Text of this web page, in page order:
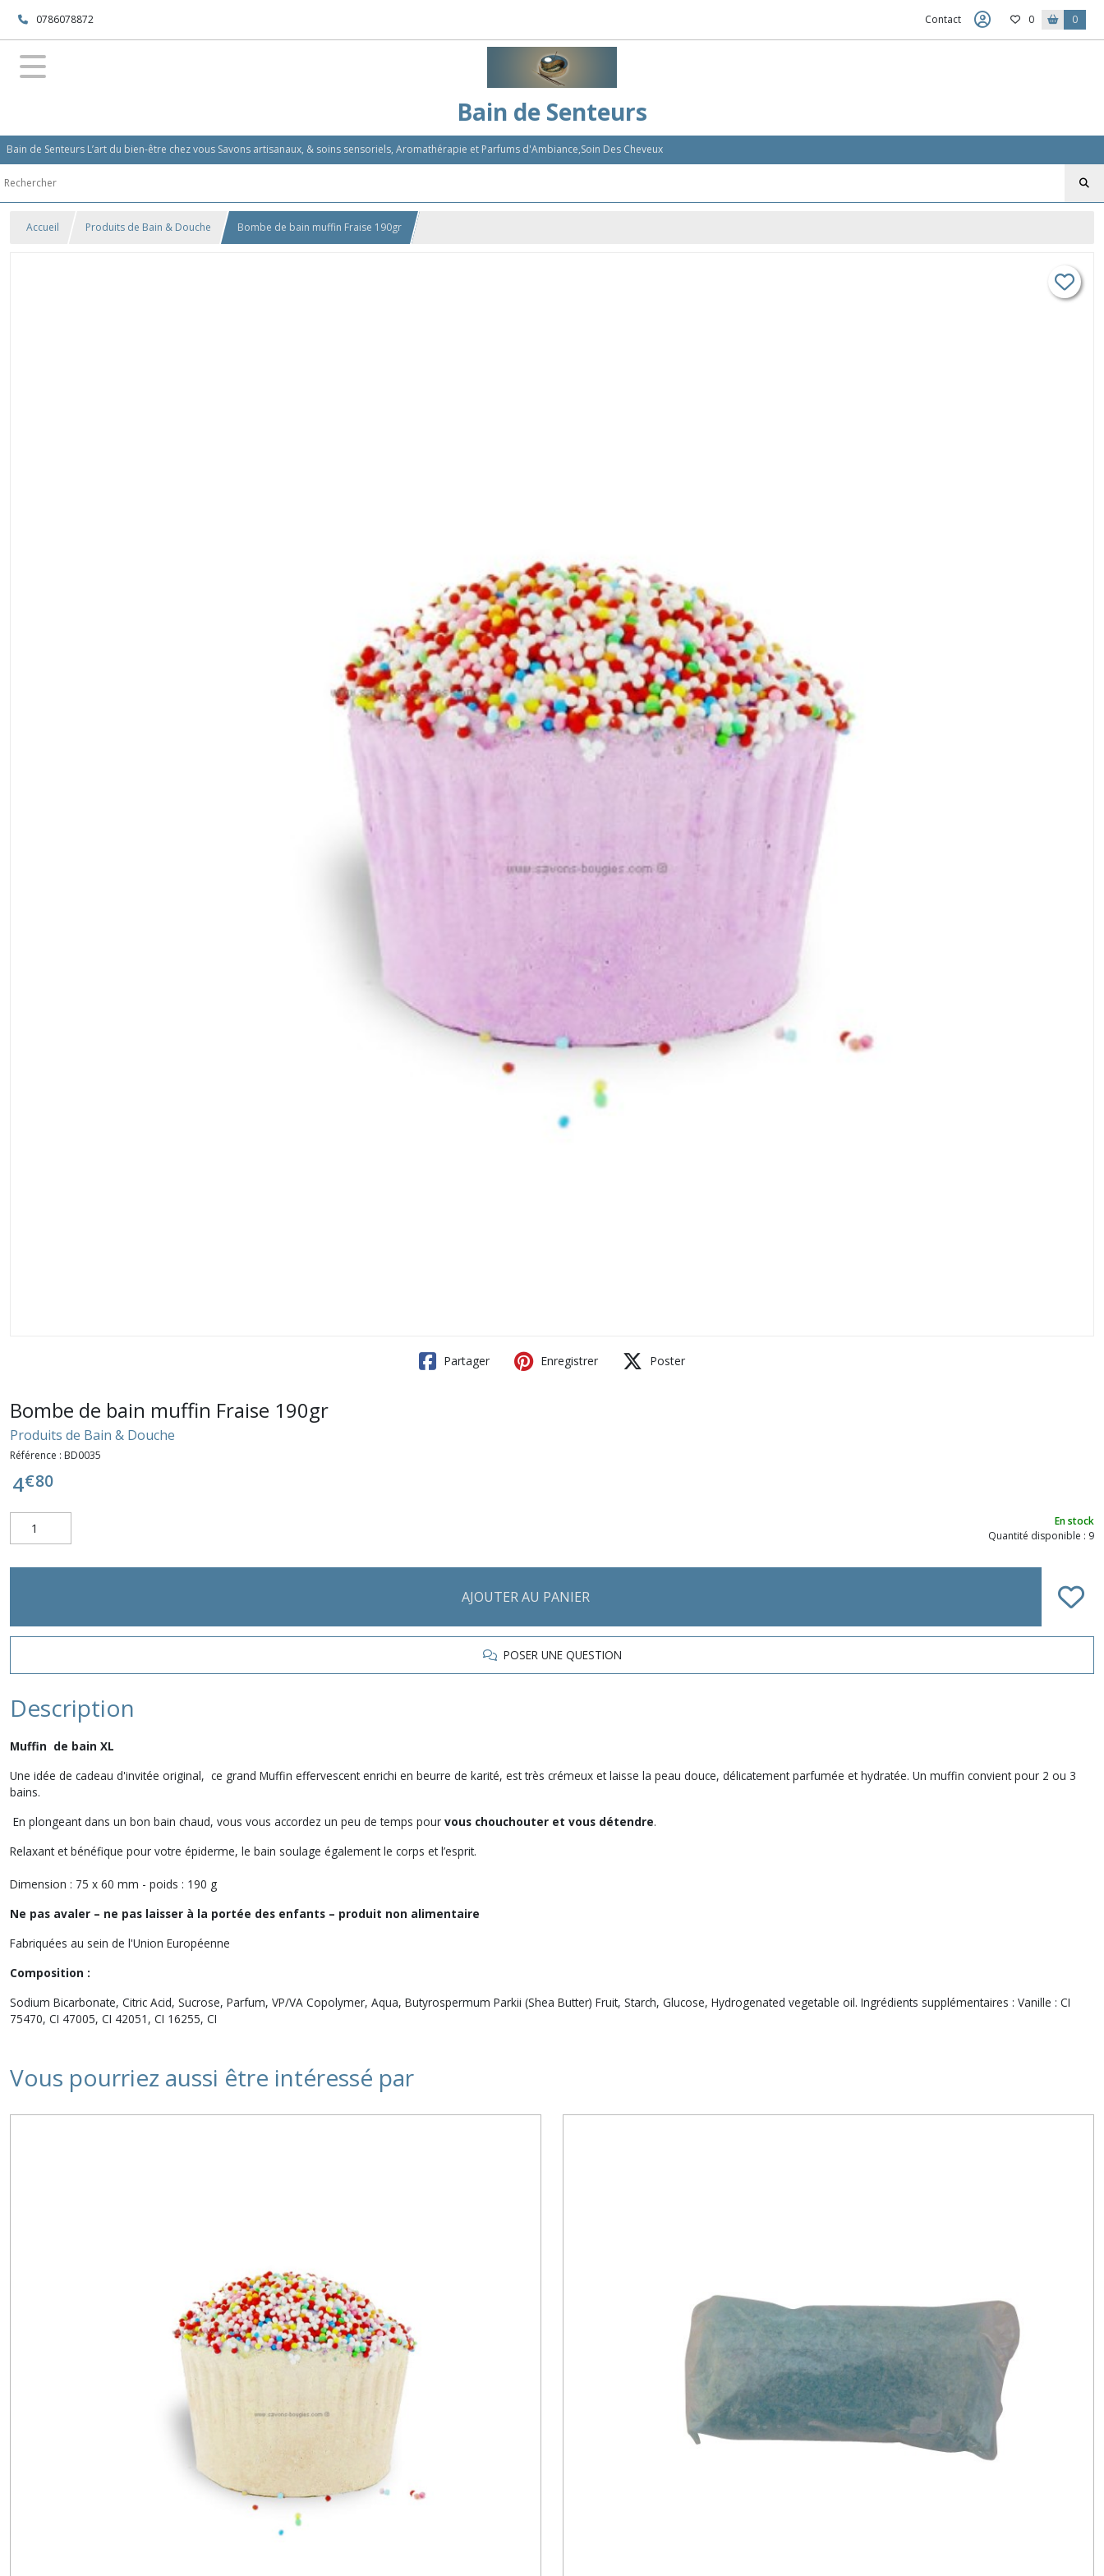
0786078872 Contact 0 0
Bain de Senteurs
Bain de Senteurs L’art du bien-être chez vous Savons artisanaux, & soins sensoriels, Aromathérapie et Parfums d'Ambiance,Soin Des Cheveux
Accueil Produits de Bain & Douche Bombe de bain muffin Fraise 190gr
Partager Enregistrer Poster
Bombe de bain muffin Fraise 190gr
Produits de Bain & Douche
Référence : BD0035
4€80
En stock
Quantité disponible : 9
AJOUTER AU PANIER
POSER UNE QUESTION
Description
Muffin de bain XL
Une idée de cadeau d'invitée original, ce grand Muffin effervescent enrichi en beurre de karité, est très crémeux et laisse la peau douce, délicatement parfumée et hydratée. Un muffin convient pour 2 ou 3
bains.
En plongeant dans un bon bain chaud, vous vous accordez un peu de temps pour vous chouchouter et vous détendre.
Relaxant et bénéfique pour votre épiderme, le bain soulage également le corps et l’esprit.
Dimension : 75 x 60 mm - poids : 190 g
Ne pas avaler – ne pas laisser à la portée des enfants – produit non alimentaire
Fabriquées au sein de l'Union Européenne
Composition :
Sodium Bicarbonate, Citric Acid, Sucrose, Parfum, VP/VA Copolymer, Aqua, Butyrospermum Parkii (Shea Butter) Fruit, Starch, Glucose, Hydrogenated vegetable oil. Ingrédients supplémentaires : Vanille : CI
75470, CI 47005, CI 42051, CI 16255, CI
Vous pourriez aussi être intéressé par